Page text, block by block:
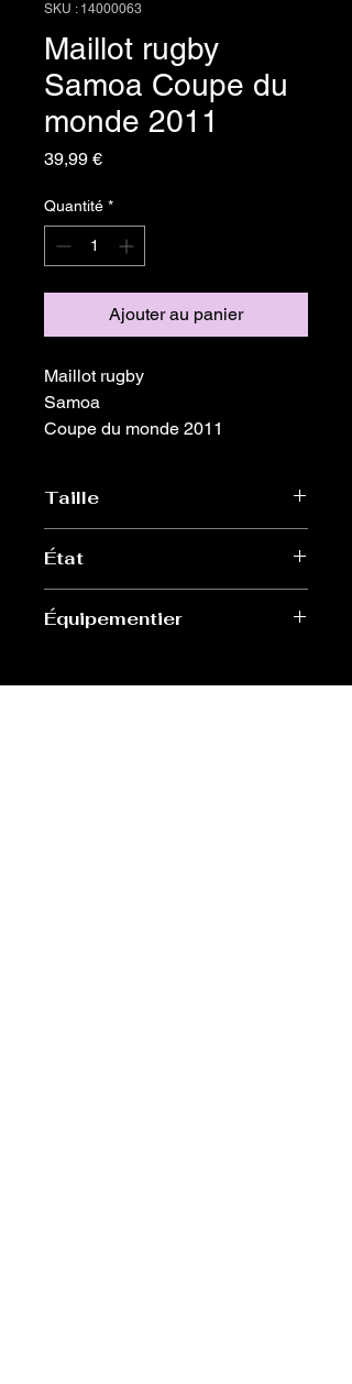
SKU : 14000063
Maillot rugby
Samoa Coupe du
monde 2011
39,99 €Prix
Quantité *
Ajouter au panier
Maillot rugby
Samoa
Coupe du monde 2011
Taille
État
Équipementier